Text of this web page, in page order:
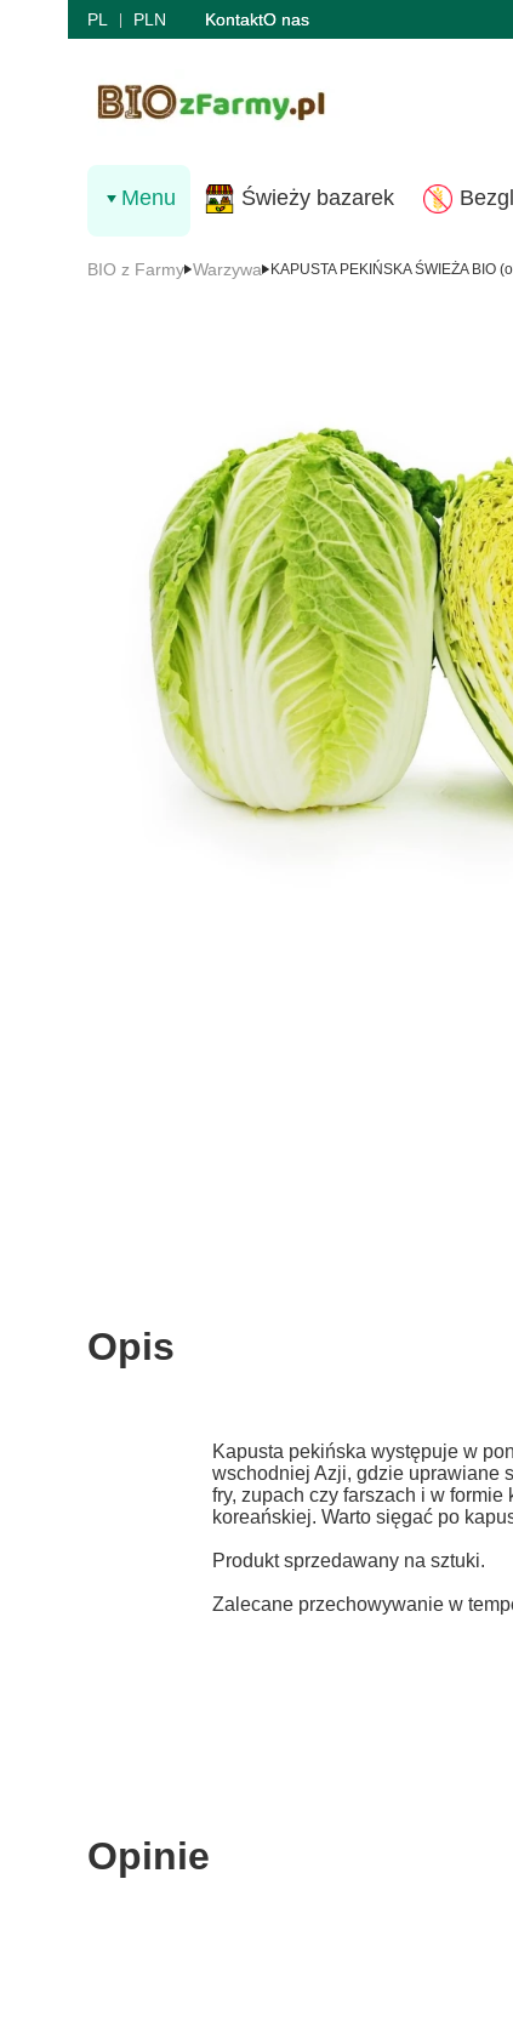
PL PLN KontaktO nas
Menu Świeży bazarek
BIO z Farmy Warzywa KAPUSTA PEKIŃSKA ŚWIEŻA BIO
Opis
Kapusta pekińska występuje w
wschodniej Azji, gdzie uprawiane
fry, zupach czy farszach i w
koreańskiej. Warto sięgać po
Produkt sprzedawany na sztuki.
Zalecane przechowywanie w
Opinie